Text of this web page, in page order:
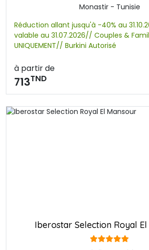
Monastir - Tunisie
Réduction allant jusqu'à -40% au
valable au 31.07.2026// Couples &
UNIQUEMENT// Burkini Autorisé
à partir de
713TND
Iberostar Selection Royal